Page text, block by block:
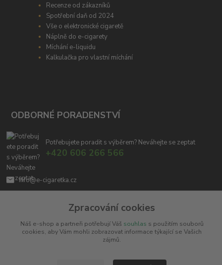
Recenze od zákazníků
Spotřební daň od 2024
Vše o elektronické cigaretě
Náplně do e-cigarety
Míchání e-liquidu
Kalkulačka pro vlastní míchání
ODBORNÉ PORADENSTVÍ
Potřebujete poradit s výběrem? Neváhejte se zeptat
+420 606 266 566
info@e-cigaretka.cz
Zpracování cookies
Náš e-shop a partneři potřebují Váš souhlas s použitím souborů
cookies, aby Vám mohli zobrazovat informace týkající se Vašich
zájmů.